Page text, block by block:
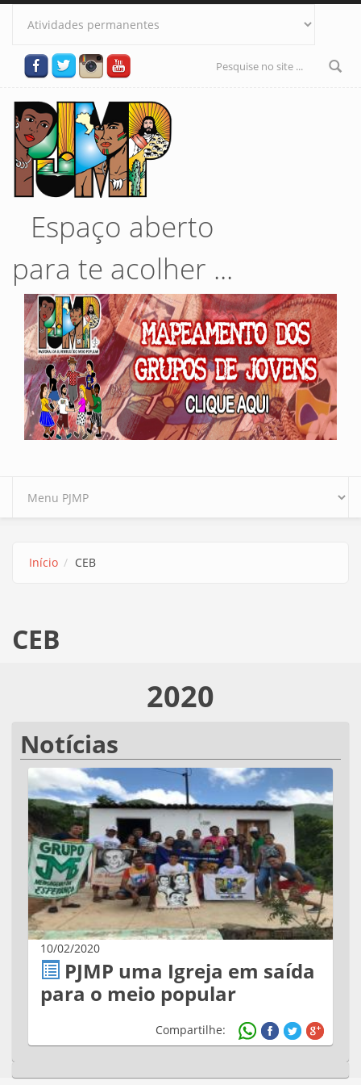
Pular para o conteúdo principal
Formulário
Espaço aberto
para te acolher ...
Início CEB
CEB
2020
Notícias
10/02/2020
PJMP uma Igreja em saída
para o meio popular
Compartilhe: